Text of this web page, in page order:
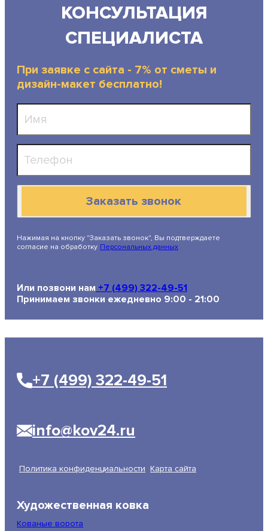
КОНСУЛЬТАЦИЯ
СПЕЦИАЛИСТА
При заявке с сайта - 7% от сметы и
дизайн-макет бесплатно!
Заказать звонок
Или позвони нам +7 (499) 322-49-51
Принимаем звонки ежедневно 9:00 - 21:00
Нажимая на кнопку "Заказать звонок", Вы подтверждаете
согласие на обработку Персональных данных
+7 (499) 322-49-51
info@kov24.ru
Политика конфиденциальности Карта сайта
Художественная ковка
Кованые ворота